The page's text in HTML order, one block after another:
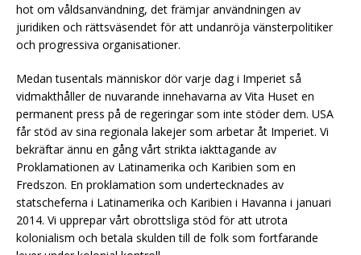
hot om våldsanvändning, det främjar användningen av
juridiken och rättsväsendet för att undanröja vänsterpolitiker
och progressiva organisationer.
Medan tusentals människor dör varje dag i Imperiet så
vidmakthåller de nuvarande innehavarna av Vita Huset en
permanent press på de regeringar som inte stöder dem. USA
får stöd av sina regionala lakejer som arbetar åt Imperiet. Vi
bekräftar ännu en gång vårt strikta iakttagande av
Proklamationen av Latinamerika och Karibien som en
Fredszon. En proklamation som undertecknades av
statscheferna i Latinamerika och Karibien i Havanna i januari
2014. Vi upprepar vårt obrottsliga stöd för att utrota
kolonialism och betala skulden till de folk som fortfarande